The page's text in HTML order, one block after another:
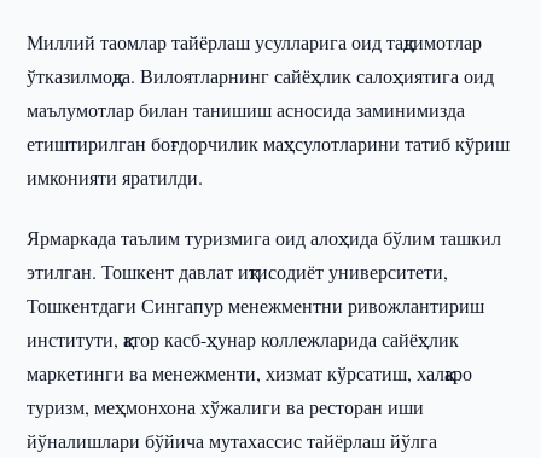
Миллий таомлар тайёрлаш усулларига оид тақдимотлар
ўтказилмоқда. Вилоятларнинг сайёҳлик салоҳиятига оид
маълумотлар билан танишиш асносида заминимизда
етиштирилган боғдорчилик маҳсулотларини татиб кўриш
имконияти яратилди.
Ярмаркада таълим туризмига оид алоҳида бўлим ташкил
этилган. Тошкент давлат иқтисодиёт университети,
Тошкентдаги Сингапур менежментни ривожлантириш
институти, қатор касб-ҳунар коллежларида сайёҳлик
маркетинги ва менежменти, хизмат кўрсатиш, халқаро
туризм, меҳмонхона хўжалиги ва ресторан иши
йўналишлари бўйича мутахассис тайёрлаш йўлга